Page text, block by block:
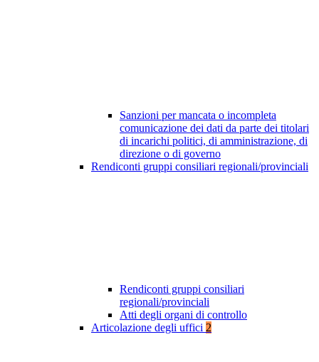
Sanzioni per mancata o incompleta
comunicazione dei dati da parte dei titolari
di incarichi politici, di amministrazione, di
direzione o di governo
Rendiconti gruppi consiliari regionali/provinciali
Rendiconti gruppi consiliari
regionali/provinciali
Atti degli organi di controllo
Articolazione degli uffici 2